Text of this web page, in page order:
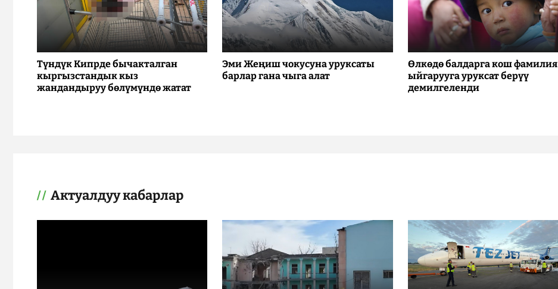
Түндүк Кипрде бычакталган
кыргызстандык кыз
жандандыруу бөлүмүндө жатат
Эми Жеңиш чокусуна уруксаты
барлар гана чыга алат
Өлкөдө балдарга кош фамилия
ыйгарууга уруксат берүү
демилгеленди
Актуалдуу кабарлар